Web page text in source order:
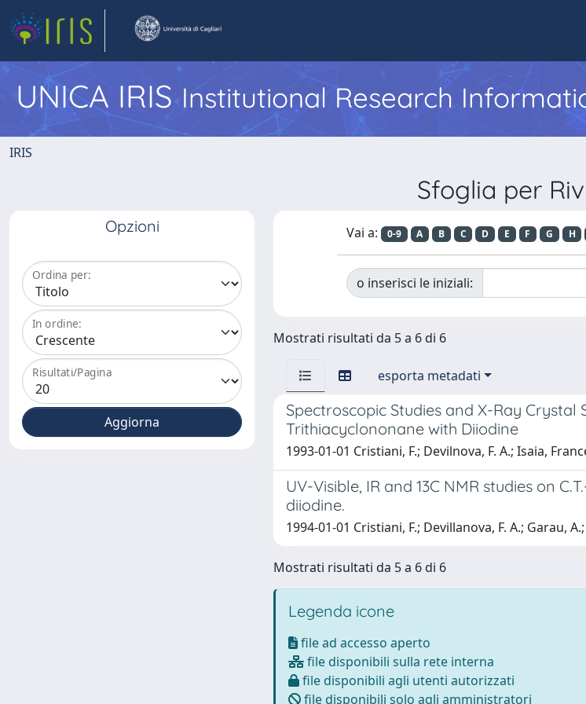
UNICA IRISInstitutional Research
IRIS
Sfoglia per
Opzioni
Ordina per:
In ordine:
Risultati/Pagina
Vai a: 0-9 A B C D E F G H
o inserisci le iniziali:
Mostrati risultati da 5 a 6 di 6
esporta metadati
Spectroscopic Studies and X-Ray Crystal
Trithiacyclononane with Diiodine
1993-01-01 Cristiani, F.; Devilnova, F. A.; Isaia,
UV-Visible, IR and 13C NMR studies on
diiodine.
1994-01-01 Cristiani, F.; Devillanova, F. A.; Garau,
Mostrati risultati da 5 a 6 di 6
Legenda icone
file ad accesso aperto
file disponibili sulla rete interna
file disponibili agli utenti autorizzati
file disponibili solo agli amministratori